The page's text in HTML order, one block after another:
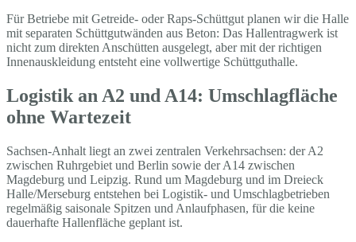
Für Betriebe mit Getreide- oder Raps-Schüttgut planen wir die Halle
mit separaten Schüttgutwänden aus Beton: Das Hallentragwerk ist
nicht zum direkten Anschütten ausgelegt, aber mit der richtigen
Innenauskleidung entsteht eine vollwertige Schüttguthalle.
Logistik an A2 und A14: Umschlagfläche
ohne Wartezeit
Sachsen-Anhalt liegt an zwei zentralen Verkehrsachsen: der A2
zwischen Ruhrgebiet und Berlin sowie der A14 zwischen
Magdeburg und Leipzig. Rund um Magdeburg und im Dreieck
Halle/Merseburg entstehen bei Logistik- und Umschlagbetrieben
regelmäßig saisonale Spitzen und Anlaufphasen, für die keine
dauerhafte Hallenfläche geplant ist.